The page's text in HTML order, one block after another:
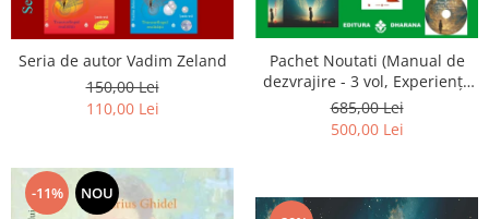
Seria de autor Vadim Zeland
150,00 Lei
110,00 Lei
Pachet Noutati (Manual de
dezvrajire - 3 vol, Experiențe
și amintiri, Rugăciunile
Luceafarului de dimineata) -
Marius Ghidel
685,00 Lei
500,00 Lei
-11% NOU